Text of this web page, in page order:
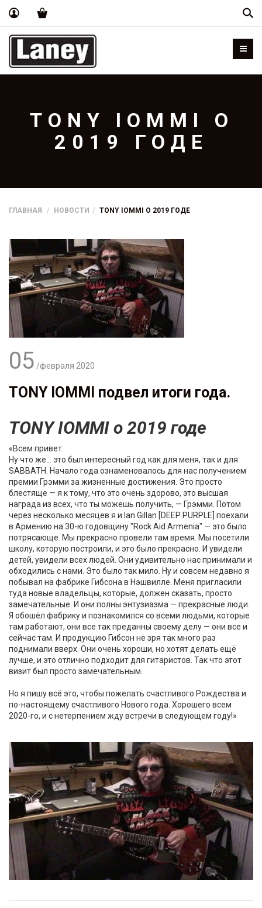
TONY IOMMI О
2019 ГОДЕ
ГЛАВНАЯ НОВОСТИ TONY IOMMI О 2019 ГОДЕ
05 /февраля 2020
TONY IOMMI подвел итоги года.
TONY IOMMI о 2019 годе
«Всем привет.
Ну что же... это был интересный год как для меня, так и для
SABBATH. Начало года ознаменовалось для нас получением
премии Грэмми за жизненные достижения. Это просто
блестяще — я к тому, что это очень здорово, это высшая
награда из всех, что ты можешь получить, — Грэмми. Потом
через несколько месяцев я и Ian Gillan [DEEP PURPLE] поехали
в Армению на 30-ю годовщину "Rock Aid Armenia" — это было
потрясающе. Мы прекрасно провели там время. Мы посетили
школу, которую построили, и это было прекрасно. И увидели
детей, увидели всех людей. Они удивительно нас принимали и
обходились с нами. Это было так мило. Ну и совсем недавно я
побывал на фабрике Гибсона в Нэшвилле. Меня пригласили
туда новые владельцы, которые, должен сказать, просто
замечательные. И они полны энтузиазма — прекрасные люди.
Я обошёл фабрику и познакомился со всеми людьми, которые
там работают, они все так преданны своему делу — они все и
сейчас там. И продукцию Гибсон не зря так много раз
поднимали вверх. Они очень хороши, но хотят делать ещё
лучше, и это отлично подходит для гитаристов. Так что этот
визит был просто замечательным.
Но я пишу всё это, чтобы пожелать счастливого Рождества и
по-настоящему счастливого Нового года. Хорошего всем
2020-го, и с нетерпением жду встречи в следующем году!»